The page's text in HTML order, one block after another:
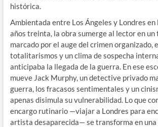
histórica.
Ambientada entre Los Ángeles y Londres en
años treinta, la obra sumerge al lector en
marcado por el auge del crimen organizado,
totalitarismos y un clima de sospecha
anticipaba la llegada de la guerra. En ese
mueve Jack Murphy, un detective privado
guerra, los fracasos sentimentales y un
apenas disimula su vulnerabilidad. Lo que
encargo rutinario —viajar a Londres para
artista desaparecida— se transforma en una